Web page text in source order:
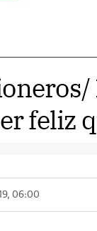
feliz
06:00